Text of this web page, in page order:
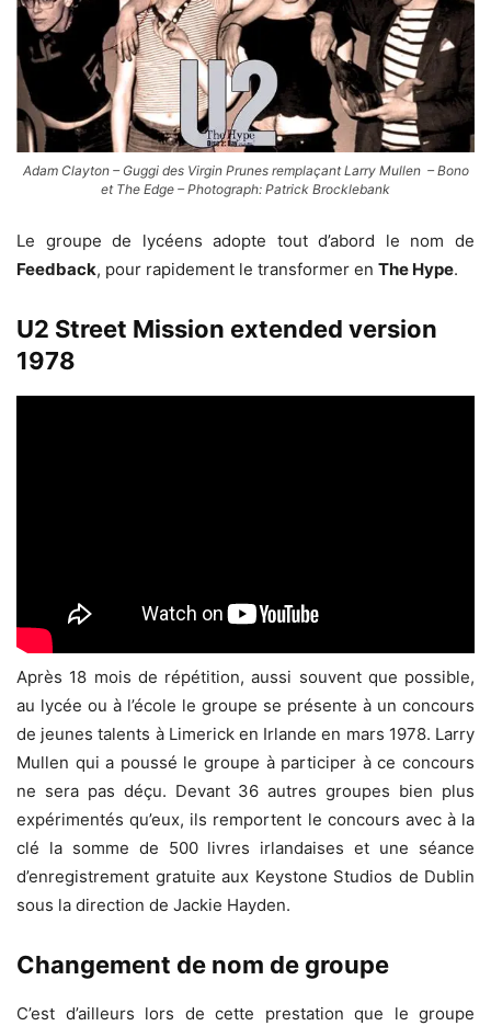
Adam Clayton – Guggi des Virgin Prunes remplaçant Larry Mullen – Bono
et The Edge – Photograph: Patrick Brocklebank
Le groupe de lycéens adopte tout d’abord le nom de
Feedback, pour rapidement le transformer en The Hype.
U2 Street Mission extended version
1978
Après 18 mois de répétition, aussi souvent que possible,
au lycée ou à l’école le groupe se présente à un concours
de jeunes talents à Limerick en Irlande en mars 1978. Larry
Mullen qui a poussé le groupe à participer à ce concours
ne sera pas déçu. Devant 36 autres groupes bien plus
expérimentés qu’eux, ils remportent le concours avec à la
clé la somme de 500 livres irlandaises et une séance
d’enregistrement gratuite aux Keystone Studios de Dublin
sous la direction de Jackie Hayden.
Changement de nom de groupe
C’est d’ailleurs lors de cette prestation que le groupe